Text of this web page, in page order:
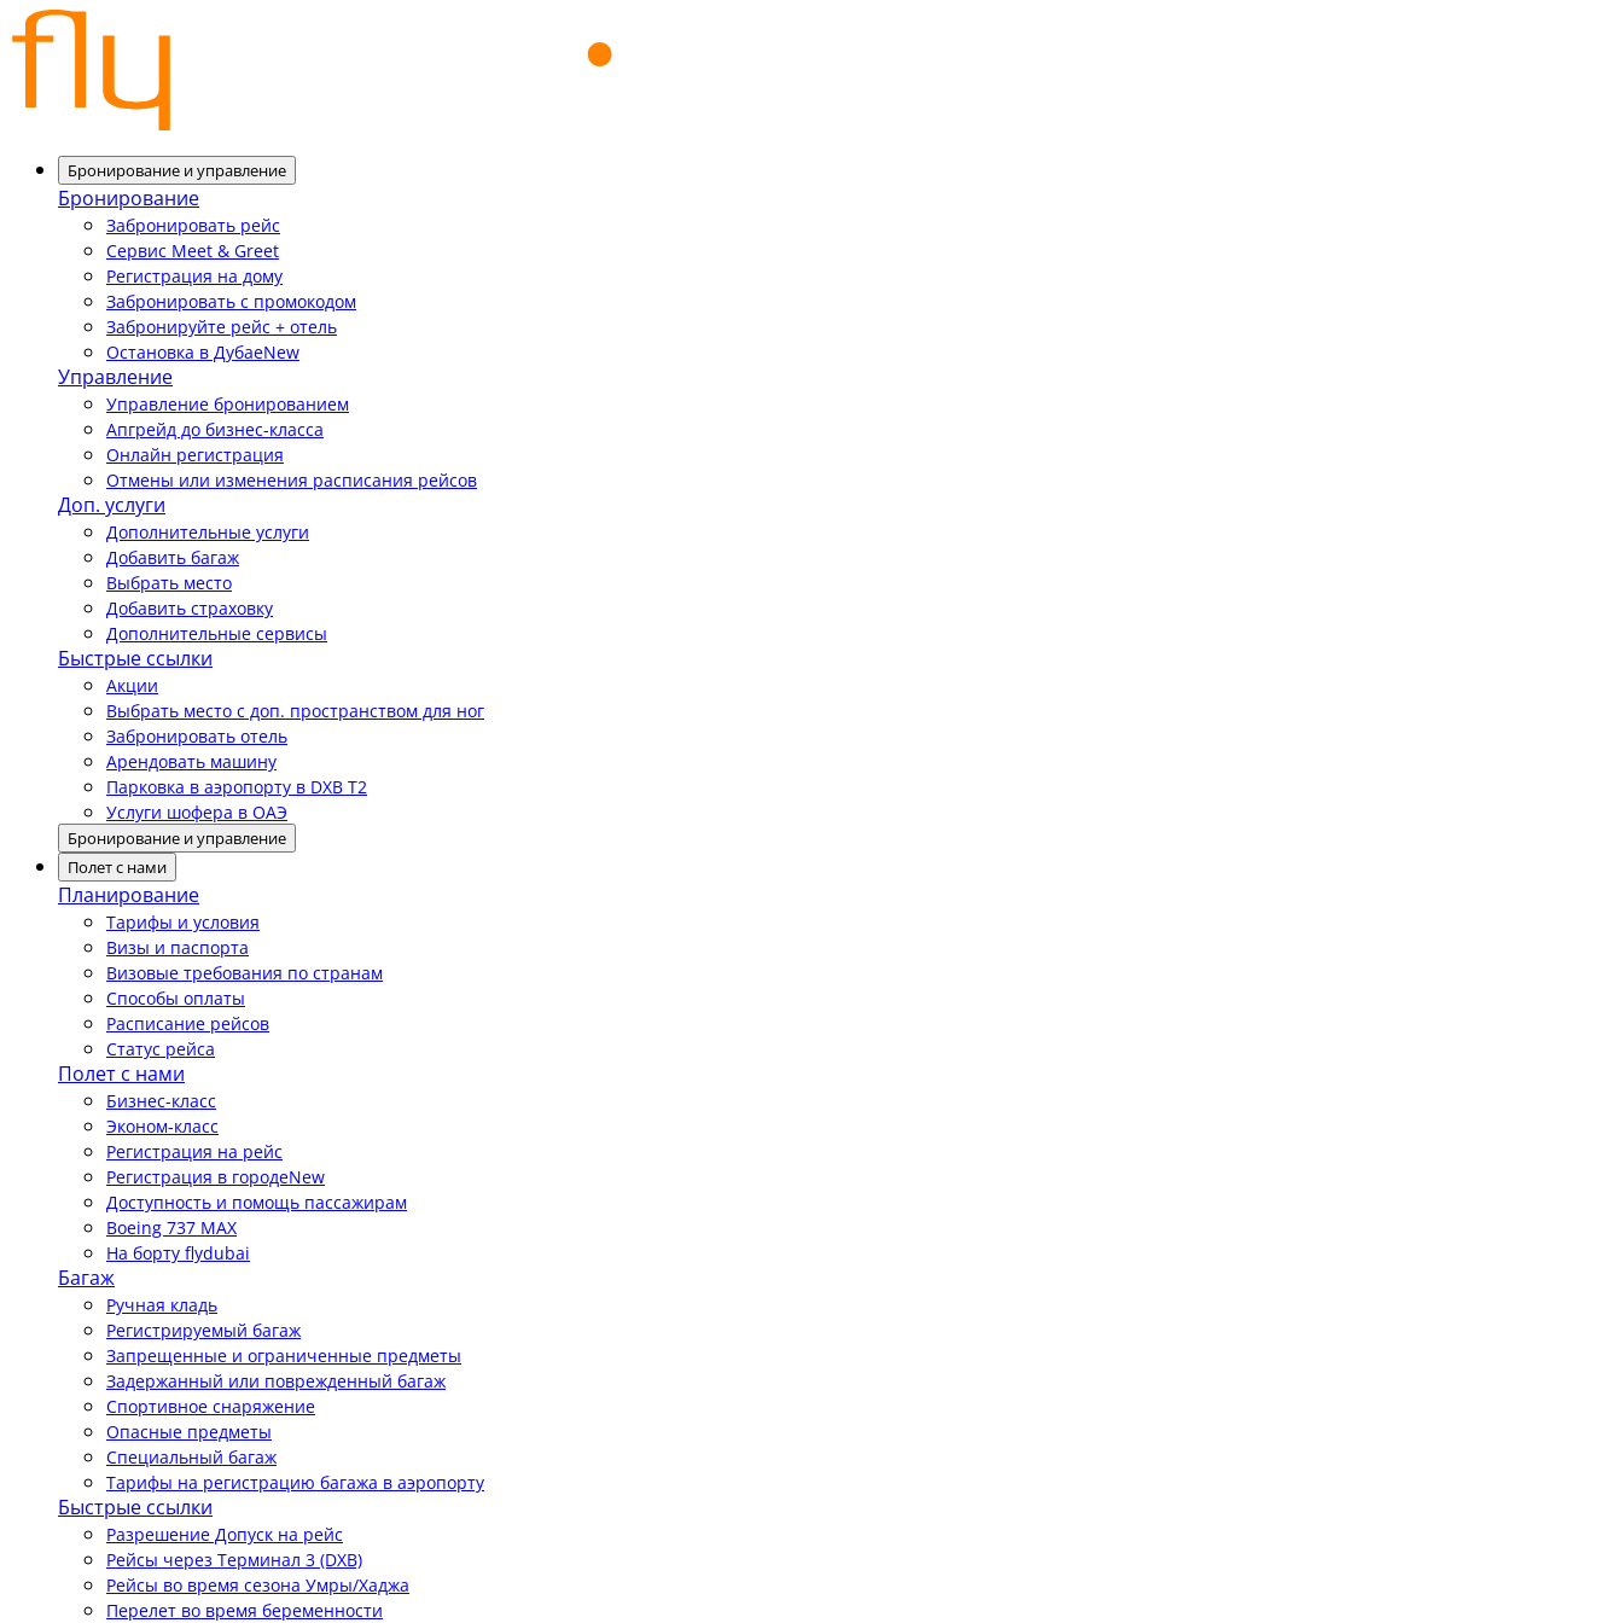
Бронирование и управление
Бронирование
Забронировать рейс
Сервис Meet & Greet
Регистрация на дому
Забронировать с промокодом
Забронируйте рейс + отель
Остановка в ДубаеNew
Управление
Управление бронированием
Апгрейд до бизнес-класса
Онлайн регистрация
Отмены или изменения расписания рейсов
Доп. услуги
Дополнительные услуги
Добавить багаж
Выбрать место
Добавить страховку
Дополнительные сервисы
Быстрые ссылки
Акции
Выбрать место с доп. пространством для ног
Забронировать отель
Арендовать машину
Парковка в аэропорту в DXB T2
Услуги шофера в ОАЭ
Бронирование и управление
Полет с нами
Планирование
Тарифы и условия
Визы и паспорта
Визовые требования по странам
Способы оплаты
Расписание рейсов
Статус рейса
Полет с нами
Бизнес-класс
Эконом-класс
Регистрация на рейс
Регистрация в городеNew
Доступность и помощь пассажирам
Boeing 737 MAX
На борту flydubai
Багаж
Ручная кладь
Регистрируемый багаж
Запрещенные и ограниченные предметы
Задержанный или поврежденный багаж
Спортивное снаряжение
Опасные предметы
Специальный багаж
Тарифы на регистрацию багажа в аэропорту
Быстрые ссылки
Разрешение Допуск на рейс
Рейсы через Терминал 3 (DXB)
Рейсы во время сезона Умры/Хаджа
Перелет во время беременности